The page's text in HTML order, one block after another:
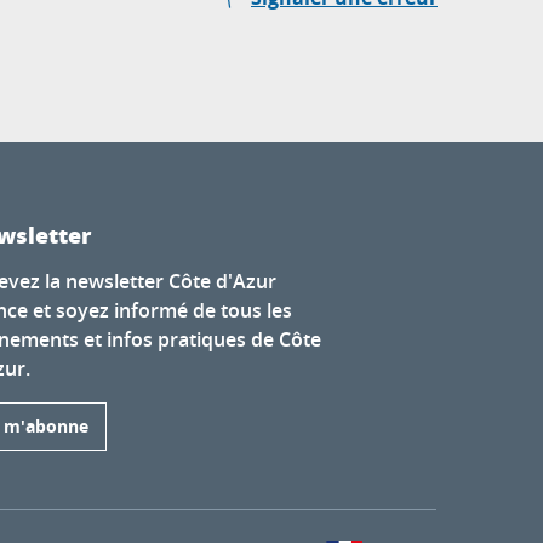
la newsletter Côte d'Azur
et soyez informé de tous les
et infos pratiques de Côte
m'abonne